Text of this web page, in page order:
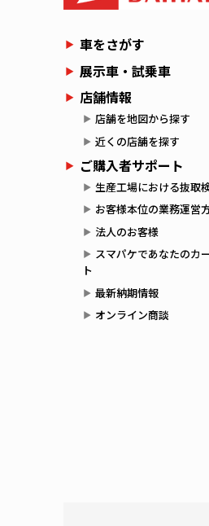
車をさがす
展示車・試乗車
店舗情報
店舗を地図から探す
近くの店舗を探す
ご購入者サポート
生産工場における抜取
お客様本位の業務運営
法人のお客様
スマパケであなたのカ
ト
最新納期情報
オンライン商談